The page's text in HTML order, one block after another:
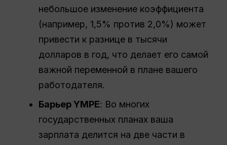
небольшое изменение коэффициента
(например, 1,5% против 2,0%) может
привести к разнице в тысячи
долларов в год, что делает его самой
важной переменной в плане вашего
работодателя.
Барьер YMPE: Во многих
государственных планах ваша
зарплата делится на две части в